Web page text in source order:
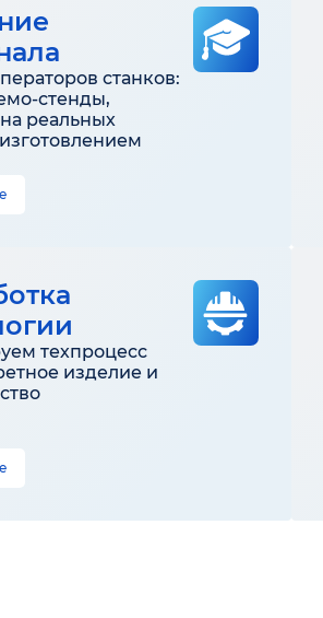
станков:
стенды,
реальных
техпроцесс
изделие и